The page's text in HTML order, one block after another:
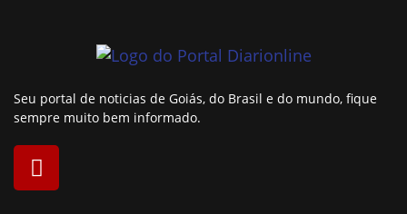
Seu portal de noticias de Goiás, do Brasil e do mundo, fique
sempre muito bem informado.